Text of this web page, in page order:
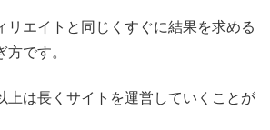
リエイトと同じくすぐに結果を求める
方です。
上は長くサイトを運営していくことが